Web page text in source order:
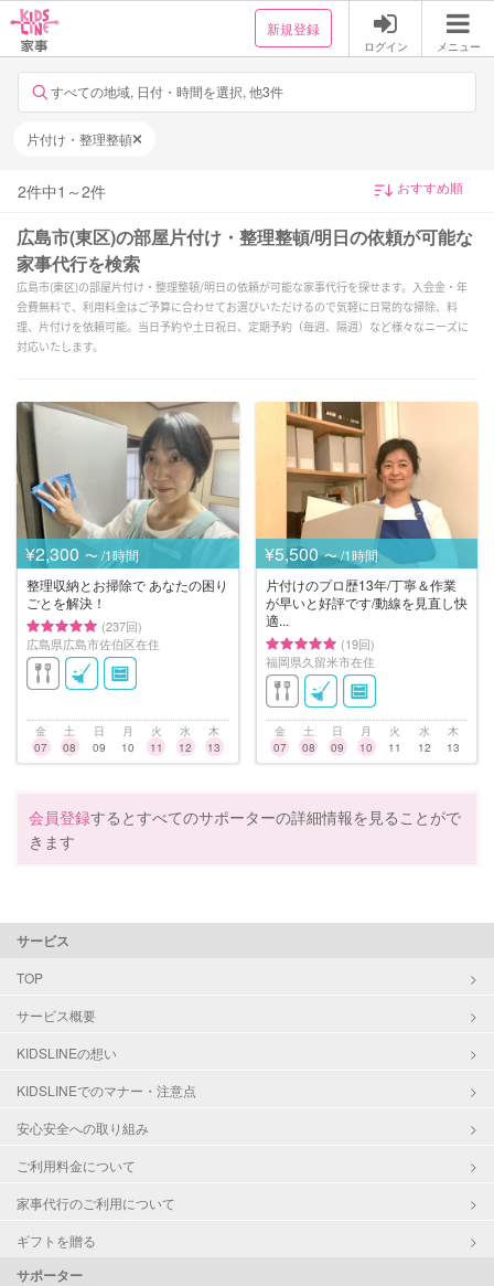
新規登録
ログイン メニュー
すべての地域, 日付・時間を選択, 他3件
片付け・整理整頓
2件中1 ～2件
広島市(東区)の部屋片付け・整理整頓/明日の依頼が可能な
家事代行を検索
広島市(東区)の部屋片付け・整理整頓/明日の依頼が可能な家事代行を探せます。入会金・年
会費無料で、利用料金はご予算に合わせてお選びいただけるので気軽に日常的な掃除、料
理、片付けを依頼可能。当日予約や土日祝日、定期予約（毎週、隔週）など様々なニーズに
対応いたします。
¥2,300 〜 /1時間
整理収納とお掃除で あなたの困り
ごとを解決！
(237回)
広島県広島市佐伯区在住
金
07
土
08
日
09
月
10
火
11
水
12
木
13
¥5,500 〜 /1時間
片付けのプロ歴13年/丁寧＆作業
が早いと好評です/動線を見直し快
適...
(19回)
福岡県久留米市在住
金
07
土
08
日
09
月
10
火
11
水
12
木
13
会員登録するとすべてのサポーターの詳細情報を見ることがで
きます
サービス
TOP
サービス概要
KIDSLINEの想い
KIDSLINEでのマナー・注意点
安心安全への取り組み
ご利用料金について
家事代行のご利用について
ギフトを贈る
サポーター